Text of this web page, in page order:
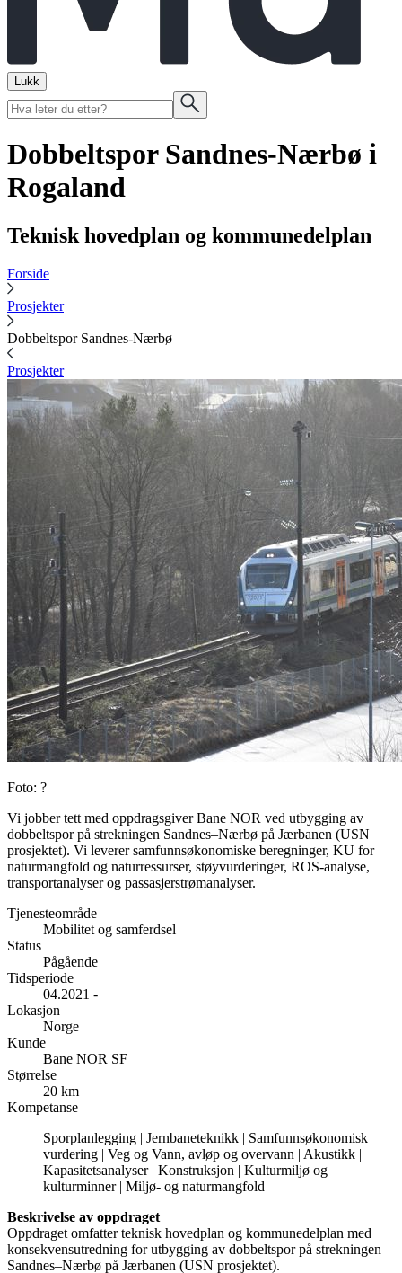
Lukk
Dobbeltspor Sandnes-Nærbø i
Rogaland
Teknisk hovedplan og kommunedelplan
Forside
Prosjekter
Dobbeltspor Sandnes-Nærbø
Prosjekter
Foto: ?
Vi jobber tett med oppdragsgiver Bane NOR ved utbygging av
dobbeltspor på strekningen Sandnes–Nærbø på Jærbanen (USN
prosjektet). Vi leverer samfunnsøkonomiske beregninger, KU for
naturmangfold og naturressurser, støyvurderinger, ROS-analyse,
transportanalyser og passasjerstrømanalyser.
Tjenesteområde
Mobilitet og samferdsel
Status
Pågående
Tidsperiode
04.2021 -
Lokasjon
Norge
Kunde
Bane NOR SF
Størrelse
20 km
Kompetanse
Sporplanlegging | Jernbaneteknikk | Samfunnsøkonomisk
vurdering | Veg og Vann, avløp og overvann | Akustikk |
Kapasitetsanalyser | Konstruksjon | Kulturmiljø og
kulturminner | Miljø- og naturmangfold
Beskrivelse av oppdraget
Oppdraget omfatter teknisk hovedplan og kommunedelplan med
konsekvensutredning for utbygging av dobbeltspor på strekningen
Sandnes–Nærbø på Jærbanen (USN prosjektet).